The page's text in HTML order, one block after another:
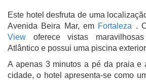
Este hotel desfruta de uma
Avenida Beira Mar, em Fortaleza .
View oferece vistas
Atlântico e possui uma piscina
A apenas 3 minutos a pé da praia e
cidade, o hotel apresenta-se como